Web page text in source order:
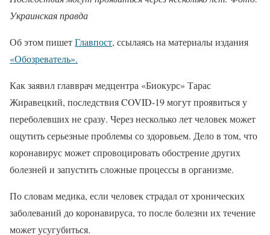
Украинская правда
Об этом пишетГлавпост, ссылаясь на материалы издания
«Обозреватель».
Как заявил главврач медцентра «Биокурс» Тарас
Жиравецкий, последствия COVID-19 могут проявиться у
переболевших не сразу. Через несколько лет человек может
ощутить серьезные проблемы со здоровьем. Дело в том, что
коронавирус может спровоцировать обострение других
болезней и запустить сложные процессы в организме.
По словам медика, если человек страдал от хронических
заболеваний до коронавируса, то после болезни их течение
может усугубиться.